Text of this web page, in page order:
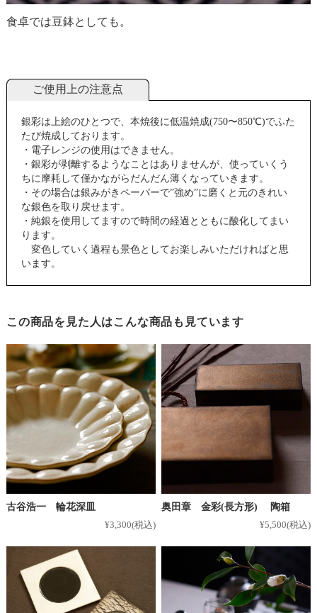
食卓では豆鉢としても。
ご使用上の注意点
銀彩は上絵のひとつで、本焼後に低温焼成(750〜850℃)でふた
たび焼成しております。
・電子レンジの使用はできません。
・銀彩が剥離するようなことはありませんが、使っていくう
ちに摩耗して僅かながらだんだん薄くなっていきます。
・その場合は銀みがきペーパーで”強め”に磨くと元のきれい
な銀色を取り戻せます。
・純銀を使用してますので時間の経過とともに酸化してまい
ります。
変色していく過程も景色としてお楽しみいただければと思
います。
この商品を見た人はこんな商品も見ています
古谷浩一 輪花深皿
¥3,300(税込)
奥田章 金彩(長方形) 陶箱
¥5,500(税込)